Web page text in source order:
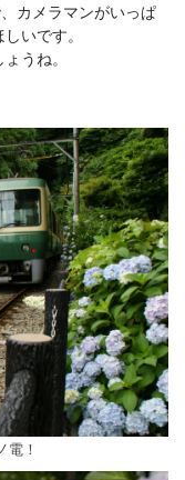
カメラマンがいっぱ
いです。
うね。
電！